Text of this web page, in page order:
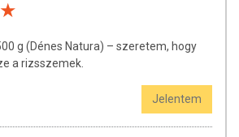
g (Dénes Natura) – szeretem, hogy
a rizsszemek.
Jelentem